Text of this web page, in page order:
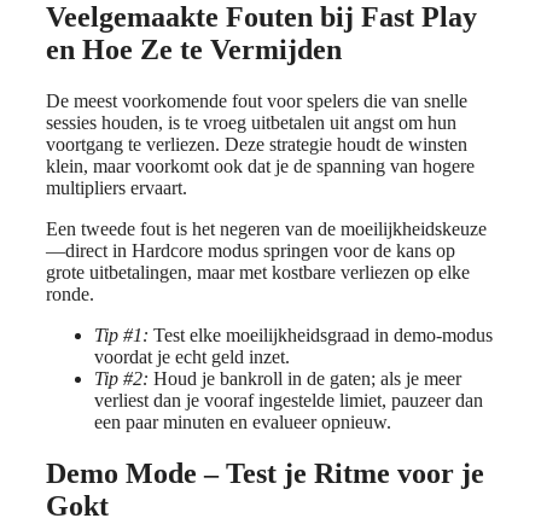
Veelgemaakte Fouten bij Fast Play
en Hoe Ze te Vermijden
De meest voorkomende fout voor spelers die van snelle
sessies houden, is te vroeg uitbetalen uit angst om hun
voortgang te verliezen. Deze strategie houdt de winsten
klein, maar voorkomt ook dat je de spanning van hogere
multipliers ervaart.
Een tweede fout is het negeren van de moeilijkheidskeuze
—direct in Hardcore modus springen voor de kans op
grote uitbetalingen, maar met kostbare verliezen op elke
ronde.
Tip #1: Test elke moeilijkheidsgraad in demo‑modus
voordat je echt geld inzet.
Tip #2: Houd je bankroll in de gaten; als je meer
verliest dan je vooraf ingestelde limiet, pauzeer dan
een paar minuten en evalueer opnieuw.
Demo Mode – Test je Ritme voor je
Gokt